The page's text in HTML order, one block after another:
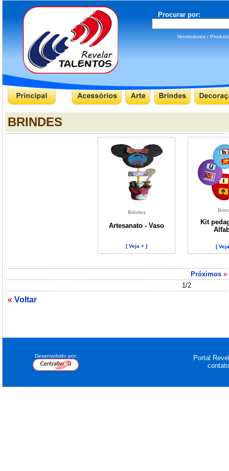
Procurar por:
Vendedores /
BRINDES
Brindes
Artesanato - Vaso
[ Veja + ]
Kit
[
Próximos »
1/2
« Voltar
Desenvolvido por:
Portal